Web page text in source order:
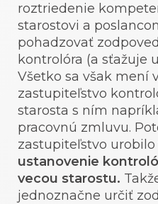
roztriedenie
starostovi a
pohadzovať
kontrolóra (a sťažuje
Všetko sa však mení
zastupiteľstvo
starosta s ním
pracovnú zmluvu.
zastupiteľstvo
ustanovenie
vecou starostu.
jednoznačne určiť